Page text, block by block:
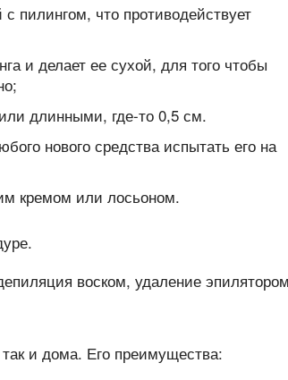
пилингом, что противодействует
и делает ее сухой, для того чтобы
длинными, где-то 0,5 см.
нового средства испытать его на
кремом или лосьоном.
воском, удаление
и дома. Его преимущества: